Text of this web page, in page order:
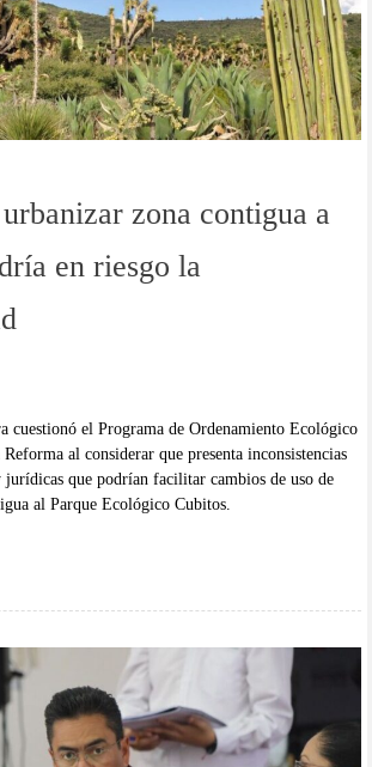
zona contigua a
en riesgo la
cuestionó el Programa de Ordenamiento Ecológico
al considerar que presenta inconsistencias
jurídicas que podrían facilitar cambios de uso de
al Parque Ecológico Cubitos.